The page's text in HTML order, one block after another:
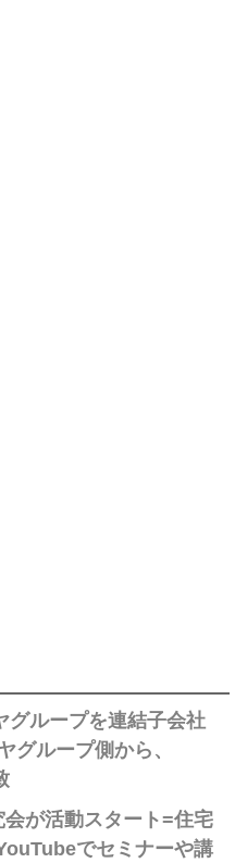
グループを連結子会社
グループ側から、
が活動スタート=住宅
でセミナーや講